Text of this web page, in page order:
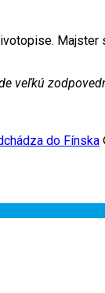
veľkú
do Fínska